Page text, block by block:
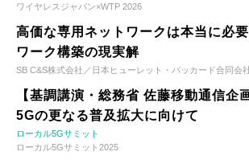
ワイヤレスジャパン×WTP 2026
高価な専用ネットワークは本当に必
ワーク構築の現実解
SB C&S株式会社／日本ヒューレット・パッカード合同会
【基調講演・総務省 佐藤移動通信企
5Gの更なる普及拡大に向けて
ローカル5Gサミット
ローカル5Gサミット2025